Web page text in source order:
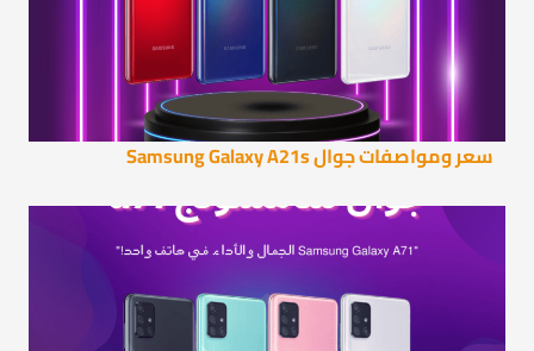
سعر ومواصفات جوال Samsung Galaxy A21s